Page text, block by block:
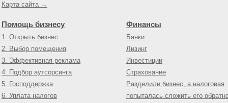
Карта сайта →
Помощь бизнесу
1. Открыть бизнес
2. Выбор помещения
3. Эффективная реклама
4. Подбор аутсорсинга
5. Господдержка
6. Уплата налогов
Финансы
Банки
Лизинг
Инвестиции
Страхование
Разделили бизнес, а налоговая
попыталась сложить его